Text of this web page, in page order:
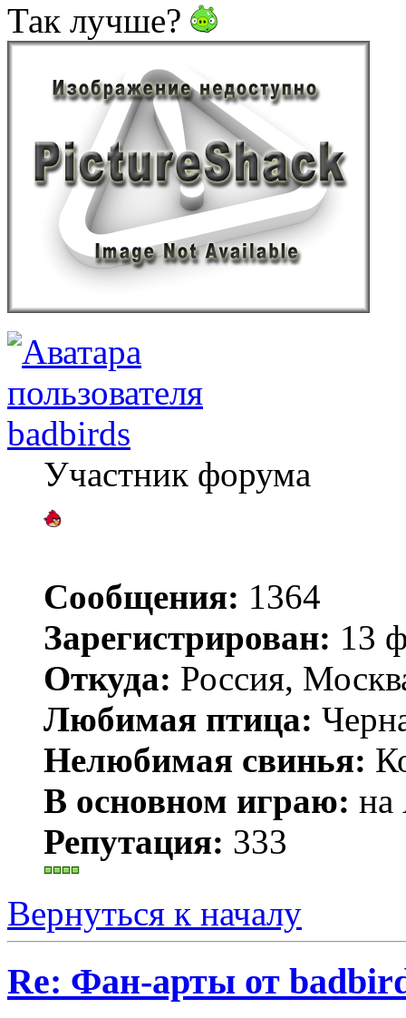
Так лучше?
badbirds
Участник форума
Сообщения: 1364
Зарегистрирован: 13
Откуда: Россия,
Любимая птица:
Нелюбимая свинья:
В основном играю: на
Репутация: 333
Вернуться к началу
Re: Фан-арты от